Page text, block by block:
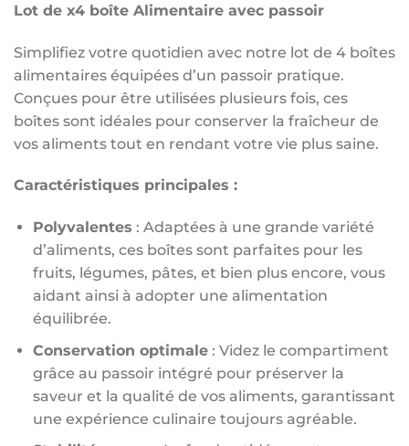
Lot de x4 boîte Alimentaire avec passoir
Simplifiez votre quotidien avec notre lot de 4 boîtes
alimentaires équipées d’un passoir pratique.
Conçues pour être utilisées plusieurs fois, ces
boîtes sont idéales pour conserver la fraîcheur de
vos aliments tout en rendant votre vie plus saine.
Caractéristiques principales :
Polyvalentes : Adaptées à une grande variété
d’aliments, ces boîtes sont parfaites pour les
fruits, légumes, pâtes, et bien plus encore, vous
aidant ainsi à adopter une alimentation
équilibrée.
Conservation optimale: Videz le compartiment
grâce au passoir intégré pour préserver la
saveur et la qualité de vos aliments, garantissant
une expérience culinaire toujours agréable.